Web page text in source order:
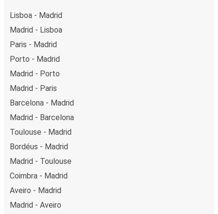
Lisboa - Madrid
Madrid - Lisboa
Paris - Madrid
Porto - Madrid
Madrid - Porto
Madrid - Paris
Barcelona - Madrid
Madrid - Barcelona
Toulouse - Madrid
Bordéus - Madrid
Madrid - Toulouse
Coimbra - Madrid
Aveiro - Madrid
Madrid - Aveiro